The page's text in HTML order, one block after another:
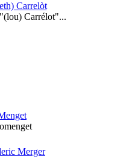
Carrelòt
Carrélot"...
Merger